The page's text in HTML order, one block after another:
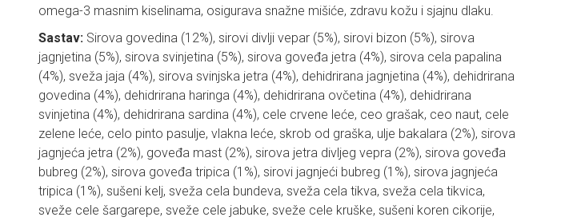
omega-3 masnim kiselinama, osigurava snažne mišiće, zdravu kožu i sjajnu dlaku.
Sastav: Sirova govedina (12%), sirovi divlji vepar (5%), sirovi bizon (5%), sirova
jagnjetina (5%), sirova svinjetina (5%), sirova goveđa jetra (4%), sirova cela papalina
(4%), sveža jaja (4%), sirova svinjska jetra (4%), dehidrirana jagnjetina (4%), dehidrirana
govedina (4%), dehidrirana haringa (4%), dehidrirana ovčetina (4%), dehidrirana
svinjetina (4%), dehidrirana sardina (4%), cele crvene leće, ceo grašak, ceo naut, cele
zelene leće, celo pinto pasulje, vlakna leće, skrob od graška, ulje bakalara (2%), sirova
jagnjeća jetra (2%), goveđa mast (2%), sirova jetra divljeg vepra (2%), sirova goveđa
bubreg (2%), sirova goveđa tripica (1%), sirovi jagnjeći bubreg (1%), sirova jagnjeća
tripica (1%), sušeni kelj, sveža cela bundeva, sveža cela tikva, sveža cela tikvica,
sveže cele šargarepe, sveže cele jabuke, sveže cele kruške, sušeni koren cikorije,